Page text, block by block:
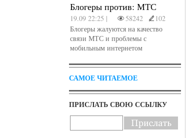
Блогеры против: МТС
19.09 22:25 | 58242
102
Блогеры жалуются на качество
связи МТС и проблемы с
мобильным интернетом
САМОЕ ЧИТАЕМОЕ
ПРИСЛАТЬ СВОЮ ССЫЛКУ